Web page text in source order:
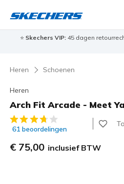
⭐ Skechers VIP:45 dagen
Heren Schoenen
Heren
Arch Fit Arcade - Meet
4,4 van de 5 klantbeoordelingen
61 beoordelingen
€ 75,00 inclusief BTW